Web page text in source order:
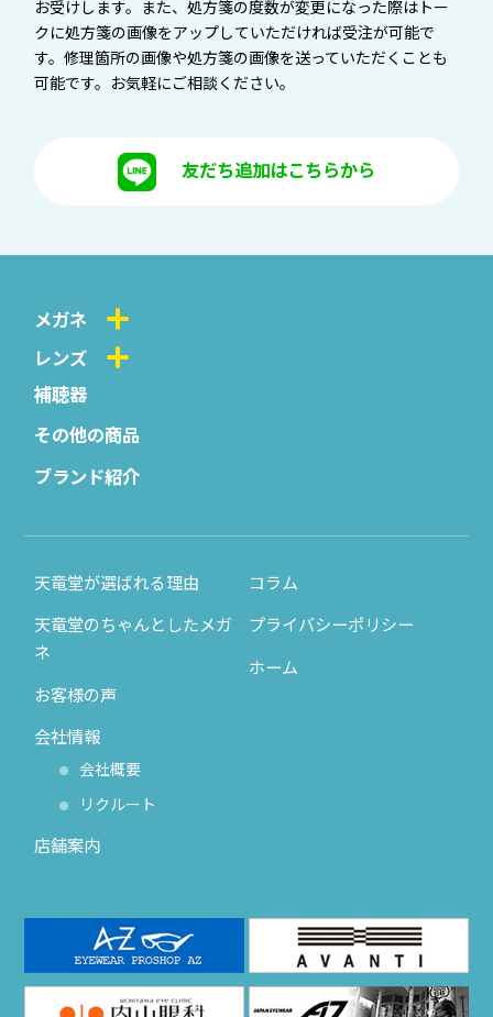
お受けします。また、処方箋の度数が変更になった際はトー
クに処方箋の画像をアップしていただければ受注が可能で
す。修理箇所の画像や処方箋の画像を送っていただくことも
可能です。お気軽にご相談ください。
友だち追加はこちらから
メガネ
レンズ
補聴器
その他の商品
ブランド紹介
天竜堂が選ばれる理由
天竜堂のちゃんとしたメガ
ネ
お客様の声
会社情報
会社概要
リクルート
店舗案内
コラム
プライバシーポリシー
ホーム